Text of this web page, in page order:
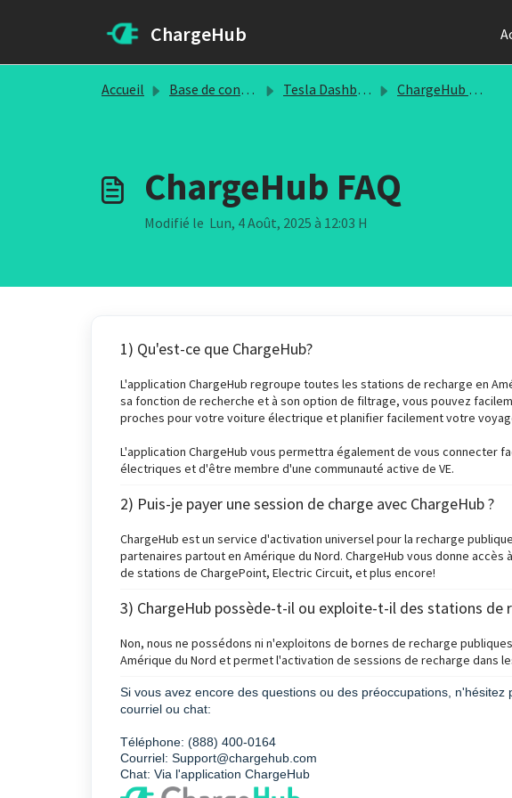
ChargeHub
Accueil Base de connaissances Tesla Dashboard ChargeHub FAQ
ChargeHub FAQ
Modifié le Lun, 4 Août, 2025 à 12:03 H
1) Qu'est-ce que ChargeHub?
L'application ChargeHub regroupe toutes les stations de recharge en
sa fonction de recherche et à son option de filtrage, vous pouvez
proches pour votre voiture électrique et planifier facilement votre
L'application ChargeHub vous permettra également de vous connecter
électriques et d'être membre d'une communauté active de VE.
2) Puis-je payer une session de charge avec ChargeHub ?
ChargeHub est un service d'activation universel pour la recharge
partenaires partout en Amérique du Nord. ChargeHub vous donne
de stations de ChargePoint, Electric Circuit, et plus encore!
3) ChargeHub possède-t-il ou exploite-t-il des stations de
Non, nous ne possédons ni n'exploitons de bornes de recharge
Amérique du Nord et permet l'activation de sessions de recharge dans
Si vous avez encore des questions ou des préoccupations,
courriel ou chat:
Téléphone: (888) 400-0164
Courriel: Support@chargehub.com
Chat: Via l'application ChargeHub